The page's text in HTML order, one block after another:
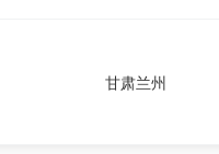
甘肃兰州